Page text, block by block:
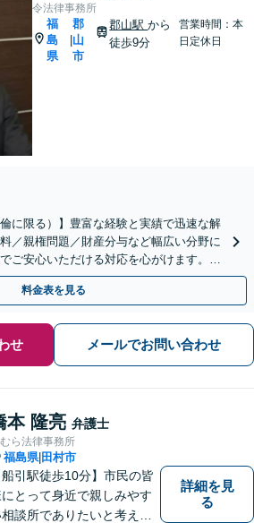
令法律事務所
福
島
県
郡
山
市
郡山駅から
徒歩9分
営業時間：本
日定休日
に限る）】豊富な経験と実績で迅速な解
／親権問題／財産分与など幅広い分野に
ご安心いただける対応を心がけます。
料金表を見る
せ メールでお問い合わせ
本 隆亮 弁護士
ら法律事務所
福島県| 田村市
船引駅徒歩10分】市民の皆
とって身近で親しみやす
談所でありたいと考えて
詳細を見
る